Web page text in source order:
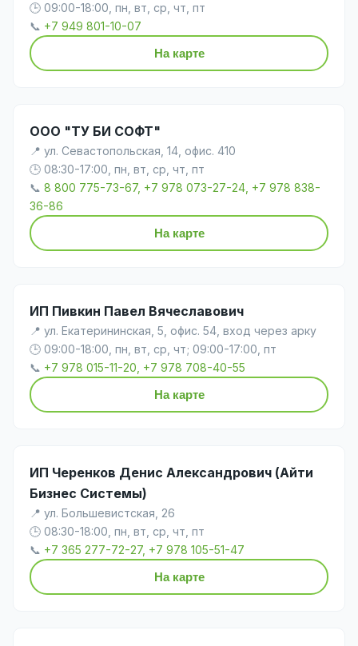
🕒 09:00-18:00, пн, вт, ср, чт, пт
📞 +7 949 801-10-07
На карте
ООО "ТУ БИ СОФТ"
📍 ул. Севастопольская, 14, офис. 410
🕒 08:30-17:00, пн, вт, ср, чт, пт
📞 8 800 775-73-67, +7 978 073-27-24, +7 978 838-
36-86
На карте
ИП Пивкин Павел Вячеславович
📍 ул. Екатерининская, 5, офис. 54, вход через арку
🕒 09:00-18:00, пн, вт, ср, чт; 09:00-17:00, пт
📞 +7 978 015-11-20, +7 978 708-40-55
На карте
ИП Черенков Денис Александрович (Айти
Бизнес Системы)
📍 ул. Большевистская, 26
🕒 08:30-18:00, пн, вт, ср, чт, пт
📞 +7 365 277-72-27, +7 978 105-51-47
На карте